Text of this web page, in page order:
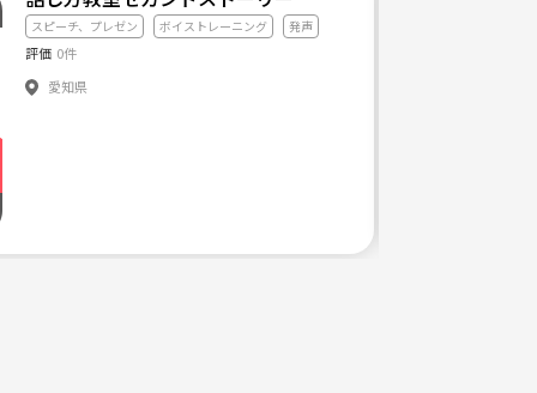
きます。
スピーチ、プレゼン ボイストレーニング 発声
評価 0件
愛知県